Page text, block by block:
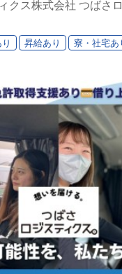
クス株式会社 つばさ
昇給あり 寮・社宅あ